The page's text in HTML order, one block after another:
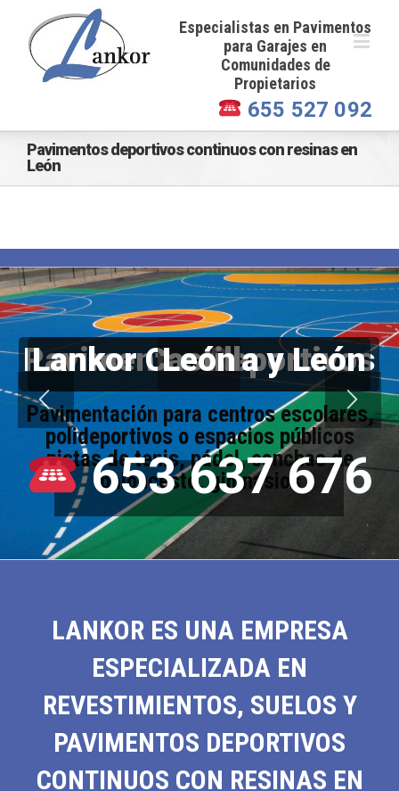
Especialistas en Pavimentos
para Garajes en
Comunidades de
Propietarios
655 527 092
Pavimentos deportivos continuos con resinas en
León
Pavimentos Deportivos
Pavimentación para centros escolares,
polideportivos o espacios públicos
pistas de tenis, pádel, canchas de
baloncesto, gimnasios
653 637 676
Lankor Castilla y León
León
LANKOR ES UNA EMPRESA
ESPECIALIZADA EN
REVESTIMIENTOS, SUELOS Y
PAVIMENTOS DEPORTIVOS
CONTINUOS CON RESINAS EN